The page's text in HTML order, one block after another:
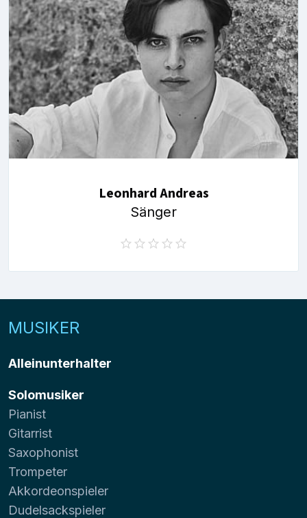
Leonhard Andreas
Sänger
MUSIKER
Alleinunterhalter
Solomusiker
Pianist
Gitarrist
Saxophonist
Trompeter
Akkordeonspieler
Dudelsackspieler